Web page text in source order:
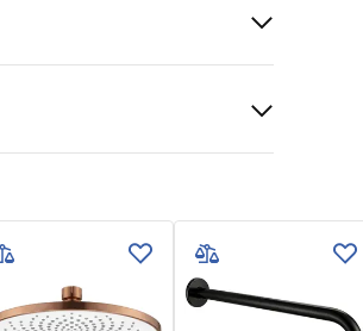
_24.pdf